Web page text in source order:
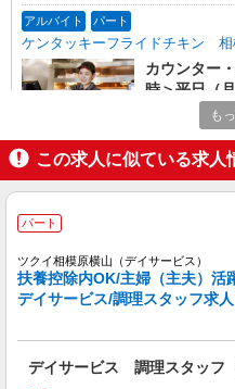
アルバイト パート
ケンタッキーフライドチキン 相
カウンター
時＞平日（
時給1260
神奈川県
キープ
ケンタッキーフライドチキン 相
カウンター
時＞土日祝
神奈川県
も
この求人に似ている求人
パート
ツクイ相模原横山（デイサービス）
扶養控除内OK/主婦（主夫）活
デイサービス/調理スタッフ求人
デイサービス 調理スタッフ